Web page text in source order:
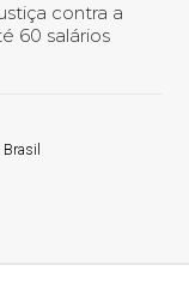
contra a
60 salários